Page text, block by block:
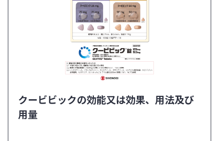
クービビックの効能又は効果、用法及び
用量